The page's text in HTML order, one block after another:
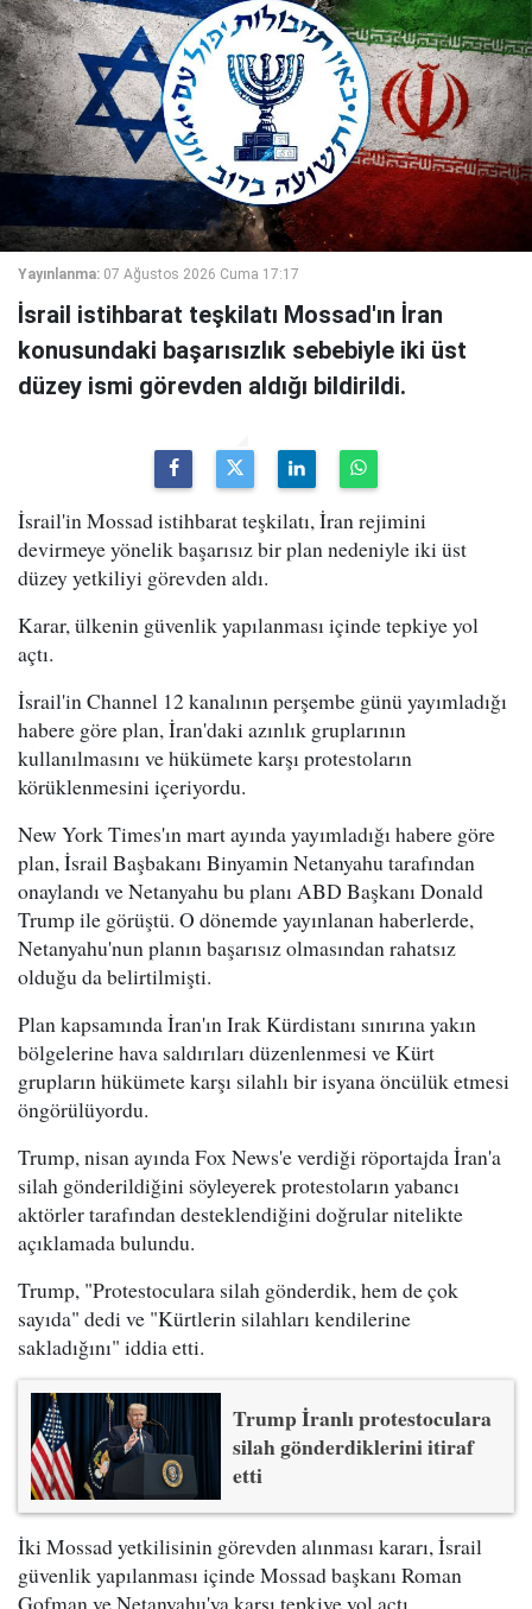
Yayınlanma: 07 Ağustos 2026 Cuma 17:17
İsrail istihbarat teşkilatı Mossad'ın İran
konusundaki başarısızlık sebebiyle iki üst
düzey ismi görevden aldığı bildirildi.
İsrail'in Mossad istihbarat teşkilatı, İran rejimini
devirmeye yönelik başarısız bir plan nedeniyle iki üst
düzey yetkiliyi görevden aldı.
Karar, ülkenin güvenlik yapılanması içinde tepkiye yol
açtı.
İsrail'in Channel 12 kanalının perşembe günü yayımladığı
habere göre plan, İran'daki azınlık gruplarının
kullanılmasını ve hükümete karşı protestoların
körüklenmesini içeriyordu.
New York Times'ın mart ayında yayımladığı habere göre
plan, İsrail Başbakanı Binyamin Netanyahu tarafından
onaylandı ve Netanyahu bu planı ABD Başkanı Donald
Trump ile görüştü. O dönemde yayınlanan haberlerde,
Netanyahu'nun planın başarısız olmasından rahatsız
olduğu da belirtilmişti.
Plan kapsamında İran'ın Irak Kürdistanı sınırına yakın
bölgelerine hava saldırıları düzenlenmesi ve Kürt
grupların hükümete karşı silahlı bir isyana öncülük etmesi
öngörülüyordu.
Trump, nisan ayında Fox News'e verdiği röportajda İran'a
silah gönderildiğini söyleyerek protestoların yabancı
aktörler tarafından desteklendiğini doğrular nitelikte
açıklamada bulundu.
Trump, "Protestoculara silah gönderdik, hem de çok
sayıda" dedi ve "Kürtlerin silahları kendilerine
sakladığını" iddia etti.
Trump İranlı protestoculara
silah gönderdiklerini itiraf
etti
İki Mossad yetkilisinin görevden alınması kararı, İsrail
güvenlik yapılanması içinde Mossad başkanı Roman